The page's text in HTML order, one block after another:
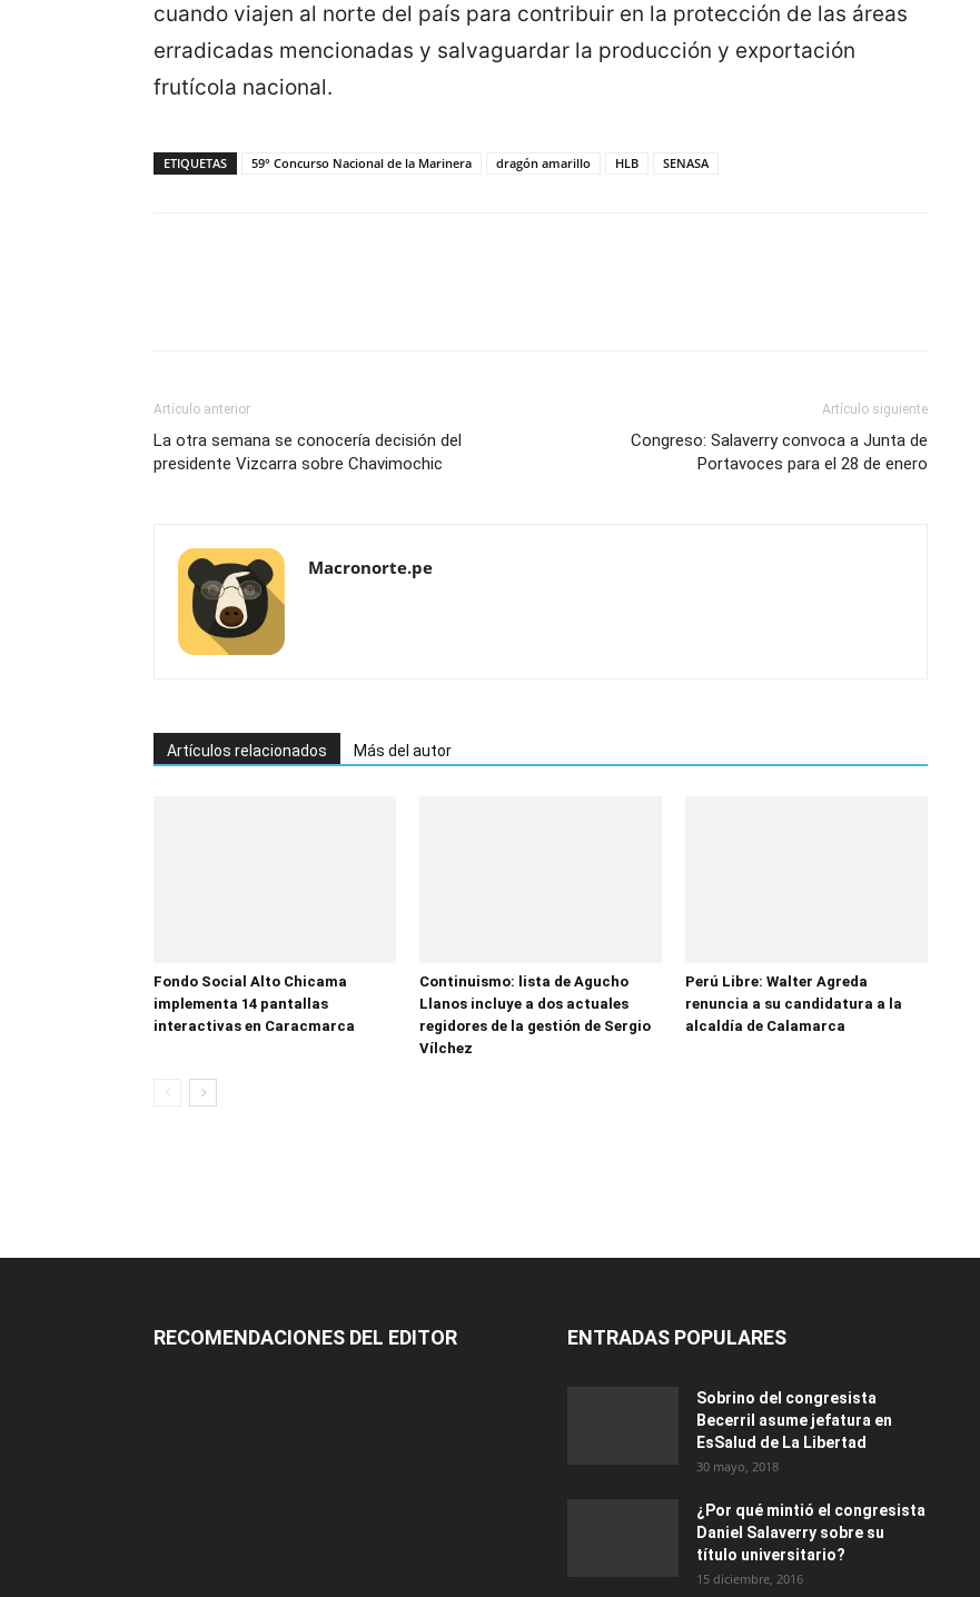
cuando viajen al norte del país para contribuir en la protección de las áreas
erradicadas mencionadas y salvaguardar la producción y exportación
frutícola nacional.
ETIQUETAS 59° Concurso Nacional de la Marinera dragón amarillo HLB SENASA
Artículo anterior
La otra semana se conocería decisión del
presidente Vizcarra sobre Chavimochic
Artículo siguiente
Congreso: Salaverry convoca a Junta de
Portavoces para el 28 de enero
Macronorte.pe
Artículos relacionados Más del autor
Fondo Social Alto Chicama
implementa 14 pantallas
interactivas en Caracmarca
Continuismo: lista de Agucho
Llanos incluye a dos actuales
regidores de la gestión de Sergio
Vílchez
Perú Libre: Walter Agreda
renuncia a su candidatura a la
alcaldía de Calamarca
RECOMENDACIONES DEL EDITOR ENTRADAS POPULARES
Sobrino del congresista
Becerril asume jefatura en
EsSalud de La Libertad
30 mayo, 2018
¿Por qué mintió el congresista
Daniel Salaverry sobre su
título universitario?
15 diciembre, 2016